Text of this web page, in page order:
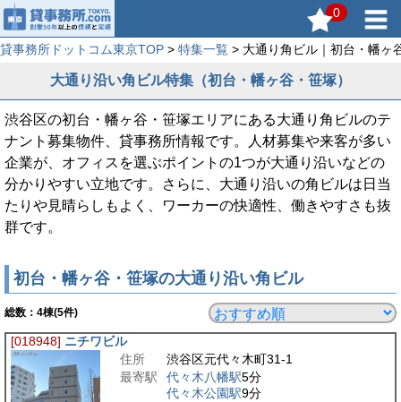
0
貸事務所ドットコム東京TOP > 特集一覧 > 大通り角ビル｜初台・幡ヶ
大通り沿い角ビル特集（初台・幡ヶ谷・笹塚）
渋谷区の初台・幡ヶ谷・笹塚エリアにある大通り角ビルのテ
ナント募集物件、貸事務所情報です。人材募集や来客が多い
企業が、オフィスを選ぶポイントの1つが大通り沿いなどの
分かりやすい立地です。さらに、大通り沿いの角ビルは日当
たりや見晴らしもよく、ワーカーの快適性、働きやすさも抜
群です。
初台・幡ヶ谷・笹塚の大通り沿い角ビル
総数： 4棟(5件)
[018948] ニチワビル
住所
渋谷区元代々木町31-1
最寄駅
代々木八幡駅5分
代々木公園駅9分